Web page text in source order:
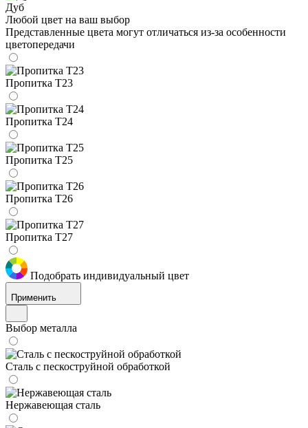
Дуб
Любой цвет на ваш выбор
Представленные цвета могут отличаться из-за особенности
цветопередачи
Пропитка Т23
Пропитка Т24
Пропитка Т25
Пропитка Т26
Пропитка Т27
Подобрать индивидуальный цвет
Применить
Выбор металла
Сталь с пескоструйной обработкой
Нержавеющая сталь